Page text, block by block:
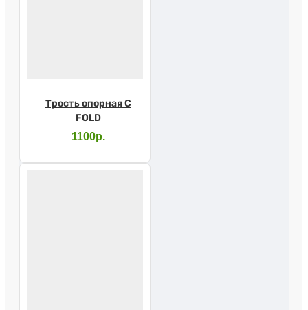
Трость опорная C
FOLD
1100р.